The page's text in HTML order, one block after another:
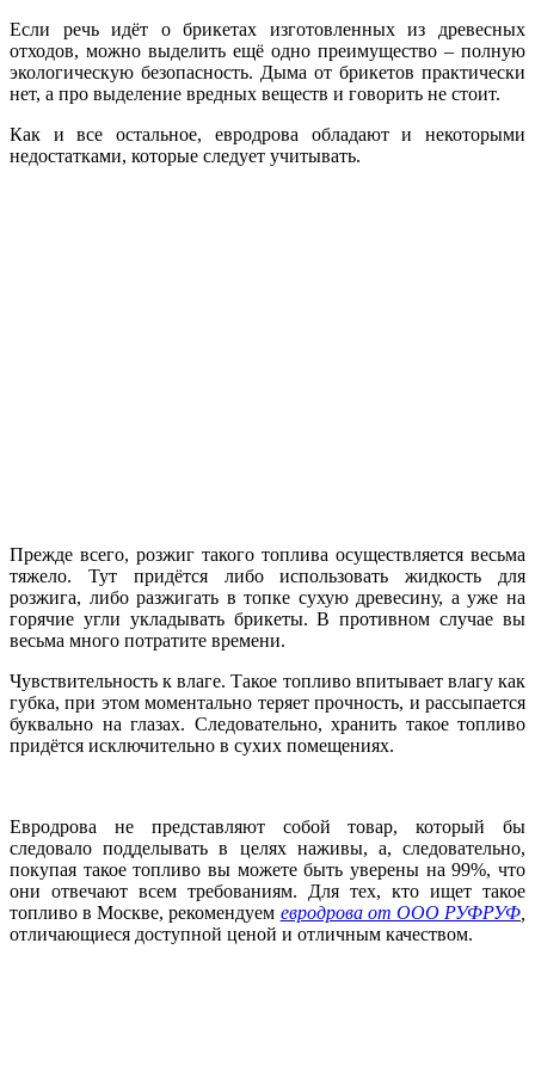
Если речь идёт о брикетах изготовленных из древесных
отходов, можно выделить ещё одно преимущество – полную
экологическую безопасность. Дыма от брикетов практически
нет, а про выделение вредных веществ и говорить не стоит.
Как и все остальное, евродрова обладают и некоторыми
недостатками, которые следует учитывать.
Прежде всего, розжиг такого топлива осуществляется весьма
тяжело. Тут придётся либо использовать жидкость для
розжига, либо разжигать в топке сухую древесину, а уже на
горячие угли укладывать брикеты. В противном случае вы
весьма много потратите времени.
Чувствительность к влаге. Такое топливо впитывает влагу как
губка, при этом моментально теряет прочность, и рассыпается
буквально на глазах. Следовательно, хранить такое топливо
придётся исключительно в сухих помещениях.
Евродрова не представляют собой товар, который бы
следовало подделывать в целях наживы, а, следовательно,
покупая такое топливо вы можете быть уверены на 99%, что
они отвечают всем требованиям. Для тех, кто ищет такое
топливо в Москве, рекомендуем евродрова от ООО РУФРУФ
отличающиеся доступной ценой и отличным качеством.